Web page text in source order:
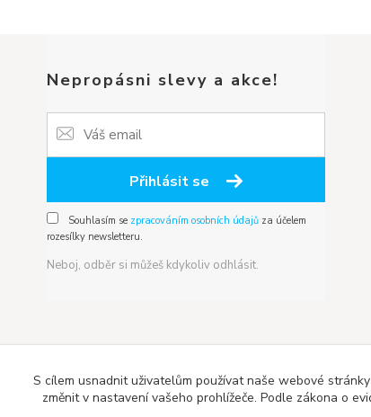
Nepropásni slevy a akce!
Přihlásit se
Souhlasím se zpracováním osobních údajů za účelem
rozesílky newsletteru.
Neboj, odběr si můžeš kdykoliv odhlásit.
S cílem usnadnit uživatelům používat naše webové
změnit v nastavení vašeho prohlížeče. Podle zákona o